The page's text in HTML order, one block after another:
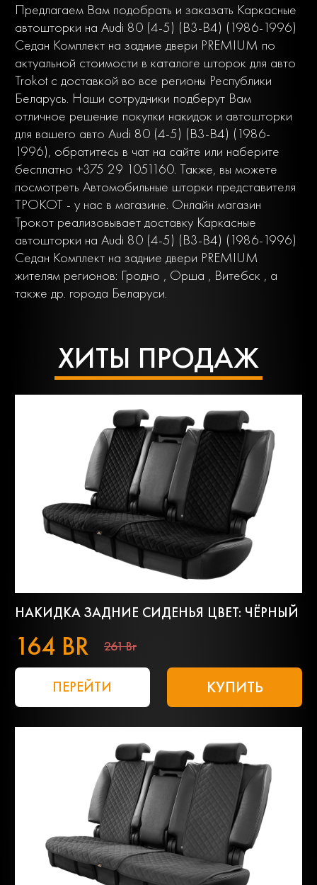
Предлагаем Вам подобрать и заказать Каркасные
автошторки на Audi 80 (4-5) (B3-B4) (1986-1996)
Седан Комплект на задние двери PREMIUM по
актуальной стоимости в каталоге шторок для авто
Trokot с доставкой во все регионы Республики
Беларусь. Наши сотрудники подберут Вам
отличное решение покупки накидок и автошторки
для вашего авто Audi 80 (4-5) (B3-B4) (1986-
1996), обратитесь в чат на сайте или наберите
бесплатно +375 29 1051160. Также, вы можете
посмотреть Автомобильные шторки представителя
ТРОКОТ - у нас в магазине. Онлайн магазин
Трокот реализовывает доставку Каркасные
автошторки на Audi 80 (4-5) (B3-B4) (1986-1996)
Седан Комплект на задние двери PREMIUM
жителям регионов: Гродно , Орша , Витебск , а
также др. города Беларуси.
ХИТЫ ПРОДАЖ
НАКИДКА ЗАДНИЕ СИДЕНЬЯ ЦВЕТ: ЧЁРНЫЙ
164 BR 261 Br
ПЕРЕЙТИ КУПИТЬ